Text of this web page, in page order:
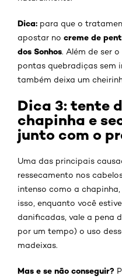
Dica: para que o
apostar no creme de
dos Sonhos. Além de ser
pontas quebradiças sem
também deixa um
Dica 3: tente
chapinha e
junto com o
Uma das principais
ressecamento nos
intenso como a
isso, enquanto você
danificadas, vale a pena
por um tempo) o uso
madeixas.
Mas e se não conseguir?